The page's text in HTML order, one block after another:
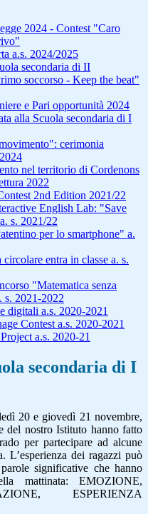
2024 - Contest "Caro
a.s. 2024/2025
secondaria di II
soccorso - Keep the beat"
e Pari opportunità 2024
alla Scuola secondaria di I
cerimonia
nel territorio di Cordenons
2022
2nd Edition 2021/22
English Lab: "Save
s. 2021/22
per lo smartphone" a.
entra in classe a. s.
"Matematica senza
s. 2021-2022
digitali a.s. 2020-2021
Contest a.s. 2020-2021
a.s. 2020-21
secondaria di I
20 e giovedì 21 novembre,
del nostro Istituto hanno fatto
per partecipare ad alcune
L’esperienza dei ragazzi può
significative che hanno
mattinata: EMOZIONE,
ESPERIENZA